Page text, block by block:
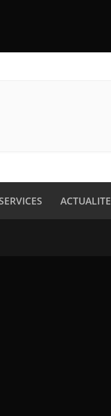
ACTUALITE